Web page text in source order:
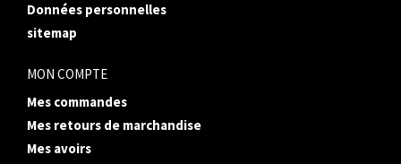
Données personnelles
sitemap
MON COMPTE
Mes commandes
Mes retours de marchandise
Mes avoirs